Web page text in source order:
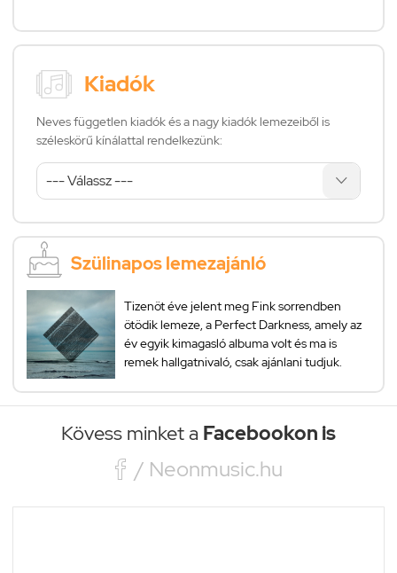
Kiadók
Neves független kiadók és a nagy kiadók lemezeiből is
széleskörű kínálattal rendelkezünk:
Szülinapos lemezajánló
Tizenöt éve jelent meg Fink sorrendben
ötödik lemeze, a Perfect Darkness, amely az
év egyik kimagasló albuma volt és ma is
remek hallgatnivaló, csak ajánlani tudjuk.
Kövess minket a Facebookon is
 / Neonmusic.hu